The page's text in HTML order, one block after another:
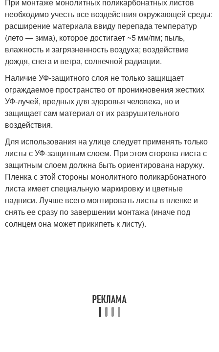
необходимо учесть все воздействия окружающей среды:
расширение материала ввиду перепада температур
(лето — зима), которое достигает ~5 мм/пм; пыль,
влажность и загрязненность воздуха; воздействие
дождя, снега и ветра, солнечной радиации.
Наличие УФ-защитного слоя не только защищает
ограждаемое пространство от проникновения жестких
УФ-лучей, вредных для здоровья человека, но и
защищает сам материал от их разрушительного
воздействия.
Для использования на улице следует применять только
листы с УФ-защитным слоем. При этом cторона листа с
защитным слоем должна быть ориентирована наружу.
Пленка с этой стороны монолитного поликарбонатного
листа имеет специальную маркировку и цветные
надписи. Лучше всего монтировать листы в пленке и
снять ее сразу по завершении монтажа (иначе под
солнцем она может прикипеть к листу).